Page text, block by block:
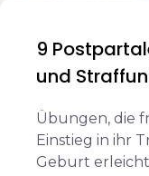
9
und
Übungen, die
Einstieg in ihr
Geburt